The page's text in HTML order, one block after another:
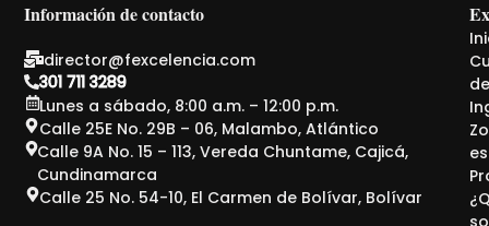
Información de contacto
director@fexcelencia.com
301 711 3289
Lunes a sábado, 8:00 a.m. – 12:00 p.m.
Calle 25E No. 29B – 06, Malambo, Atlántico
Calle 9A No. 15 – 113, Vereda Chuntame, Cajicá,
Cundinamarca
Calle 25 No. 54-10, El Carmen de Bolívar, Bolívar
de